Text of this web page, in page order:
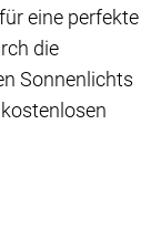
eine perfekte
die
Sonnenlichts